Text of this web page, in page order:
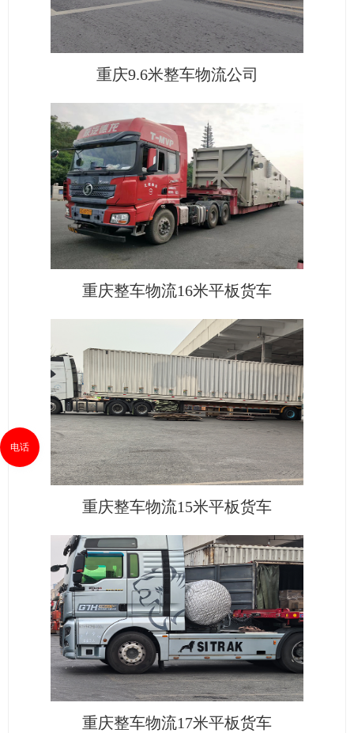
重庆9.6米整车物流公司
重庆整车物流16米平板货车
重庆整车物流15米平板货车
重庆整车物流17米平板货车
电话